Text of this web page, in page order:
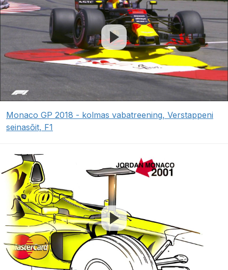
Monaco GP 2018 - kolmas vabatreening, Verstappeni
seinasõit, F1